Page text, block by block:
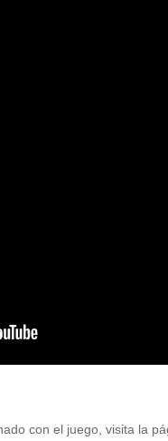
con el juego, visita la